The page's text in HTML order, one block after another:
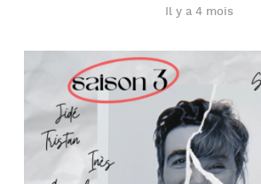
Il y a 4 mois